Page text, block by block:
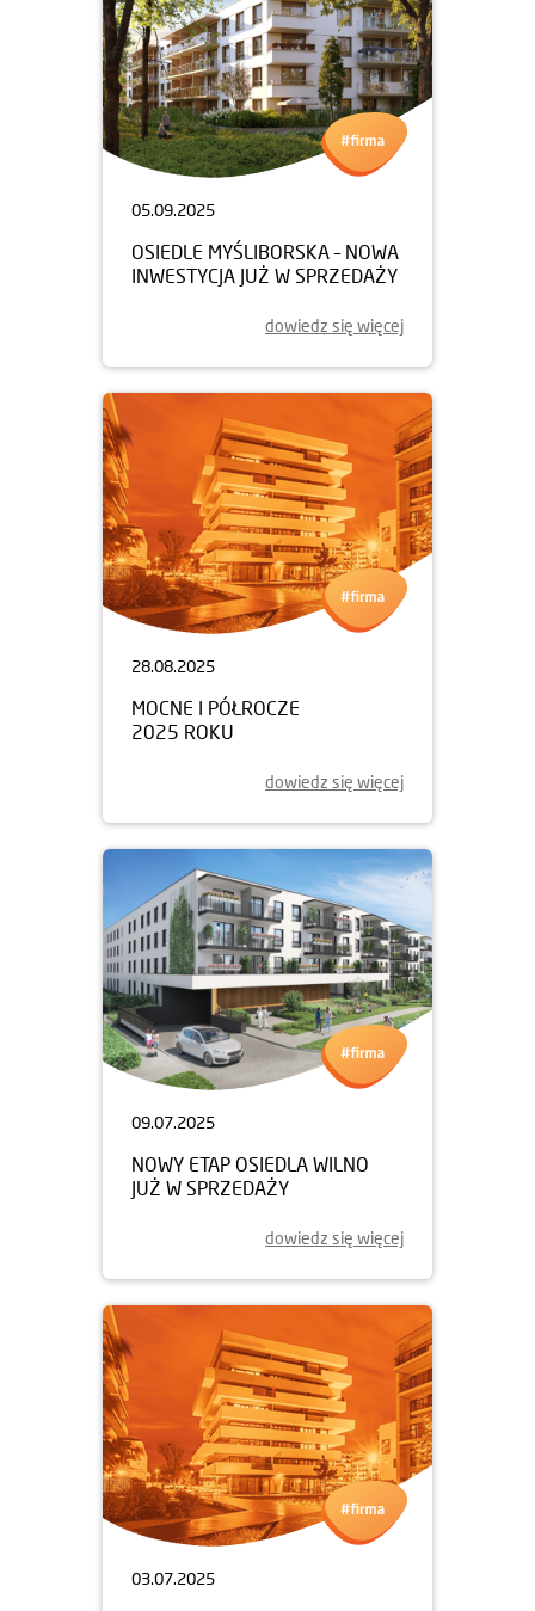
05.09.2025
OSIEDLE MYŚLIBORSKA – NOWA
INWESTYCJA JUŻ W SPRZEDAŻY
dowiedz się więcej
28.08.2025
MOCNE I PÓŁROCZE
2025 ROKU
dowiedz się więcej
09.07.2025
NOWY ETAP OSIEDLA WILNO
JUŻ W SPRZEDAŻY
dowiedz się więcej
03.07.2025